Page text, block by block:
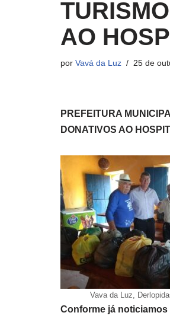
AO
por Vavá da Luz 25 de
PREFEITURA
DONATIVOS AO
Vava da Luz,
Conforme já noticiamos